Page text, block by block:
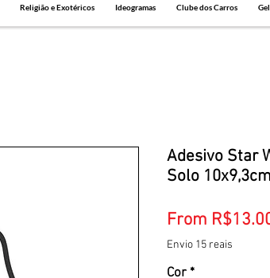
Religião e Exotéricos Ideogramas Clube dos Carros
Adesivo Star
Solo
From
Envio 15 reais
Cor *